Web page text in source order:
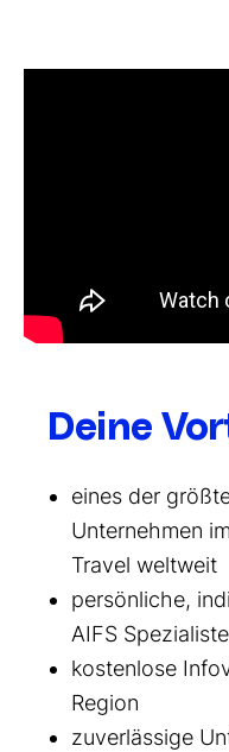
Deine
eines der
Unternehmen
Travel weltweit
persönliche,
AIFS
kostenlose
Region
zuverlässige